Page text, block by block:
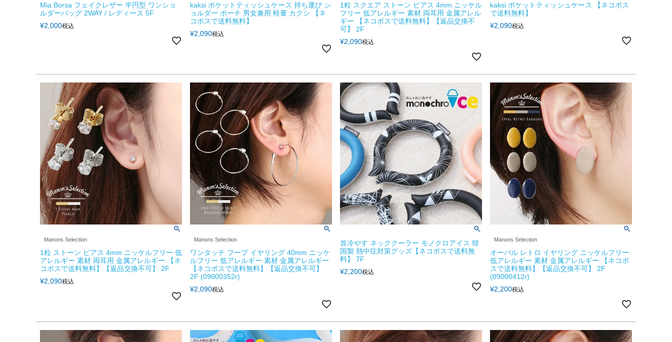
Mia Borsa フェイクレザー 半円型 ワンショ
ルダーバッグ 2WAY / レディース 5F
¥2,000税込
kaksi ポケットティッシュケース 持ち運び シ
ョルダー ポーチ 男女兼用 軽量 カクシ 【ネ
コポスで送料無料】
¥2,090税込
1粒 スクエア ストーン ピアス 4mm ニッケル
フリー 低アレルギー 素材 両耳用 金属アレル
ギー 【ネコポスで送料無料】【返品交換不
可】 2F
¥2,090税込
kaksi ポケットティッシュケース 【ネコポス
で送料無料】
¥2,090税込
Manons Selection
1粒 ストーン ピアス 4mm ニッケルフリー 低
アレルギー 素材 両耳用 金属アレルギー 【ネ
コポスで送料無料】【返品交換不可】 2F
¥2,090税込
Manons Selection
ワンタッチ フープ イヤリング 40mm ニッケ
ルフリー 低アレルギー 素材 金属アレルギー
【ネコポスで送料無料】【返品交換不可】
2F (09000352r)
¥2,090税込
首冷やす ネッククーラー モノクロアイス 韓
国製 熱中症対策グッズ【ネコポスで送料無
料】 7F
¥2,200税込
Manons Selection
オーバル レトロ イヤリング ニッケルフリー
低アレルギー 素材 金属アレルギー 【ネコポ
スで送料無料】【返品交換不可】 2F
(09000412r)
¥2,200税込